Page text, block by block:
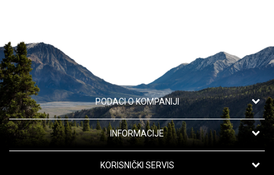
PODACI O KOMPANIJI
Apotekarska ustanova "Oaza zdravlja"
Kanarevo Brdo 42,
11191 Beograd, Srbija
INFORMACIJE
O nama
KORISNIČKI SERVIS